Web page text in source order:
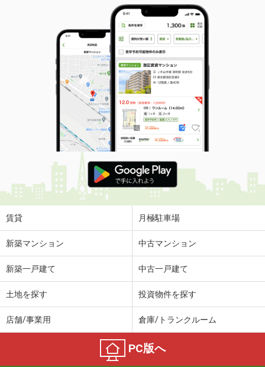
賃貸 月極駐車場
新築マンション 中古マンション
新築一戸建て 中古一戸建て
土地を探す 投資物件を探す
店舗/事業用 倉庫/トランクルーム
PC版へ